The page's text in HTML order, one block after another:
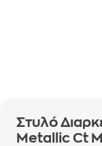
Στυλό
Metallic Ct